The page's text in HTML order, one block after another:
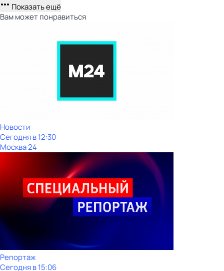
Показать ещё
Вам может понравиться
Новости
Сегодня в 12:30
Москва 24
Репортаж
Сегодня в 15:06